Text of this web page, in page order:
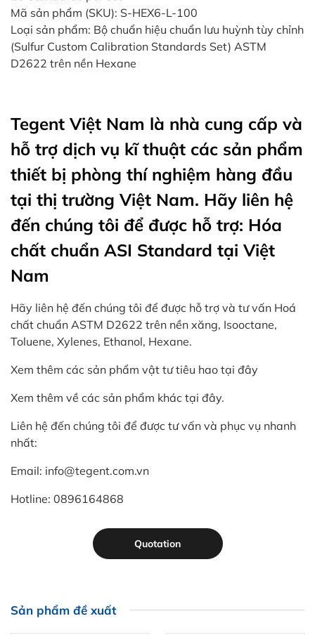
Mã sản phẩm (SKU): S-HEX6-L-100
Loại sản phẩm: Bộ chuẩn hiệu chuẩn lưu huỳnh tùy chỉnh
(Sulfur Custom Calibration Standards Set) ASTM
D2622 trên nền Hexane
Tegent Việt Nam là nhà cung cấp và
hỗ trợ dịch vụ kĩ thuật các sản phẩm
thiết bị phòng thí nghiệm hàng đầu
tại thị trường Việt Nam. Hãy liên hệ
đến chúng tôi để được hỗ trợ: Hóa
chất chuẩn ASI Standard tại Việt
Nam
Hãy liên hệ đến chúng tôi để được hỗ trợ và tư vấn Hoá
chất chuẩn ASTM D2622 trên nền xăng, Isooctane,
Toluene, Xylenes, Ethanol, Hexane.
Xem thêm các sản phẩm vật tư tiêu hao tại đây
Xem thêm về các sản phẩm khác tại đây.
Liên hệ đến chúng tôi để được tư vấn và phục vụ nhanh
nhất:
Email: info@tegent.com.vn
Hotline: 0896164868
Quotation
Sản phẩm đề xuất